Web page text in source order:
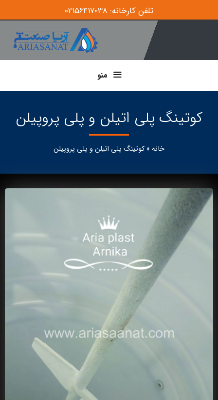
تلفن کارخانه: 02156417038
منو
کوتینگ پلی اتیلن و پلی پروپیلن
خانه »کوتینگ پلی اتیلن و پلی پروپیلن